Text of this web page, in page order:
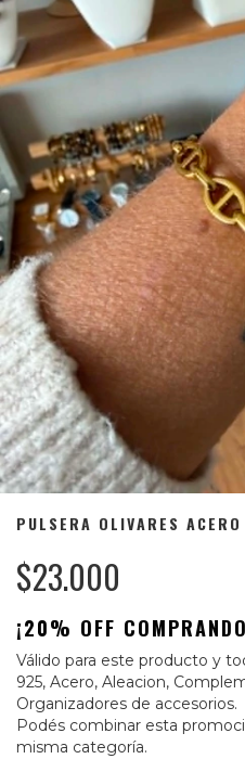
PULSERA OLIVARES ACERO
$23.000
¡20% OFF
Válido para este producto y
925, Acero, Aleacion,
Organizadores de accesorios.
Podés combinar esta
misma categoría.